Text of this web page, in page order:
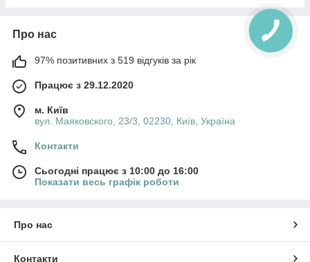
Про нас
97% позитивних з 519 відгуків за рік
Працює з 29.12.2020
м. Київ
вул. Маяковского, 23/3, 02230, Київ, Україна
Контакти
Сьогодні працює з 10:00 до 16:00
Показати весь графік роботи
Про нас
Контакти